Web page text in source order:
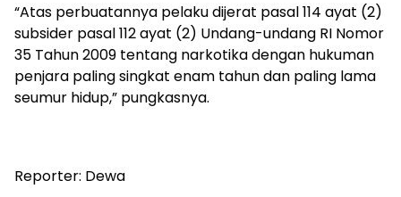
“Atas perbuatannya pelaku dijerat pasal 114 ayat (2)
subsider pasal 112 ayat (2) Undang-undang RI Nomor
35 Tahun 2009 tentang narkotika dengan hukuman
penjara paling singkat enam tahun dan paling lama
seumur hidup,” pungkasnya.
Reporter: Dewa